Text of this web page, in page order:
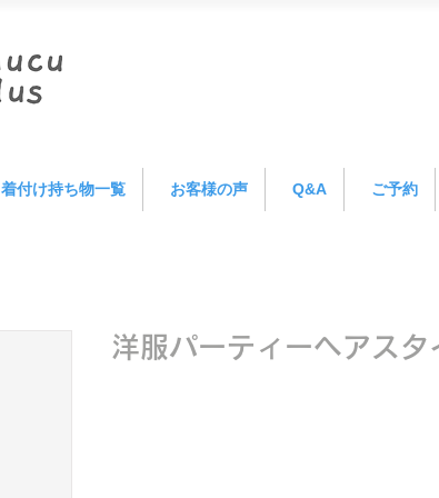
着付け持ち物一覧 お客様の声 Q&A ご予約
洋服パーティーヘアスタ